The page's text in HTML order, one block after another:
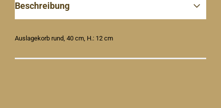
Beschreibung
Auslagekorb rund, 40 cm, H.: 12 cm